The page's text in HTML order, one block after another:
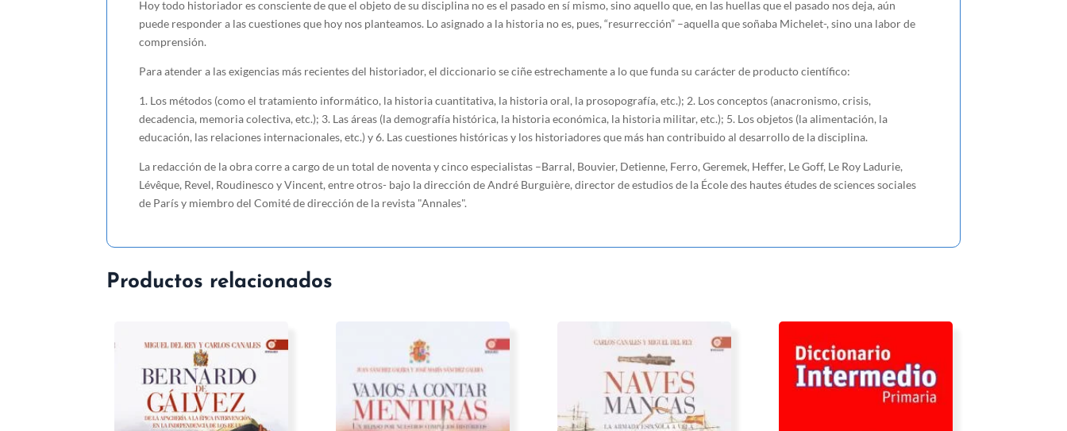
Hoy todo historiador es consciente de que el objeto de su disciplina no es el pasado en sí mismo, sino aquello que, en las huellas que el pasado nos deja, aún
puede responder a las cuestiones que hoy nos planteamos. Lo asignado a la historia no es, pues, “resurrección” –aquella que soñaba Michelet-, sino una labor de
comprensión.
Para atender a las exigencias más recientes del historiador, el diccionario se ciñe estrechamente a lo que funda su carácter de producto científico:
1. Los métodos (como el tratamiento informático, la historia cuantitativa, la historia oral, la prosopografía, etc.); 2. Los conceptos (anacronismo, crisis,
decadencia, memoria colectiva, etc.); 3. Las áreas (la demografía histórica, la historia económica, la historia militar, etc.); 5. Los objetos (la alimentación, la
educación, las relaciones internacionales, etc.) y 6. Las cuestiones históricas y los historiadores que más han contribuido al desarrollo de la disciplina.
La redacción de la obra corre a cargo de un total de noventa y cinco especialistas –Barral, Bouvier, Detienne, Ferro, Geremek, Heffer, Le Goff, Le Roy Ladurie,
Lévêque, Revel, Roudinesco y Vincent, entre otros- bajo la dirección de André Burguière, director de estudios de la École des hautes études de sciences sociales
de París y miembro del Comité de dirección de la revista "Annales".
Productos relacionados